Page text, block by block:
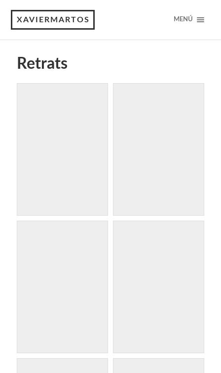
XAVIERMARTOS MENÚ
Retrats